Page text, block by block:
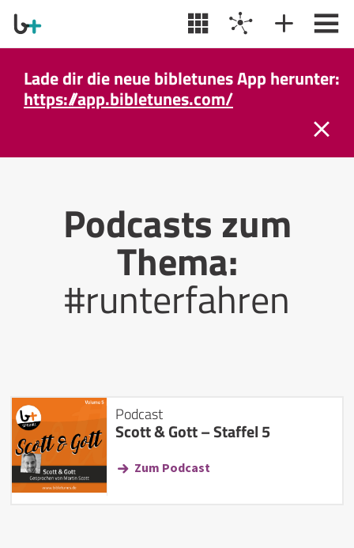
Lade dir die neue bibletunes App herunter:
https://app.bibletunes.com/
Podcasts zum
Thema:
#runterfahren
Podcast
Scott & Gott – Staffel 5
Zum Podcast